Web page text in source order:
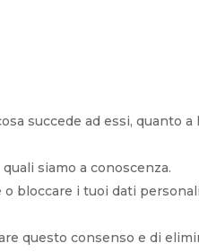
succede ad essi, quanto a
siamo a conoscenza.
bloccare i tuoi dati
questo consenso e di